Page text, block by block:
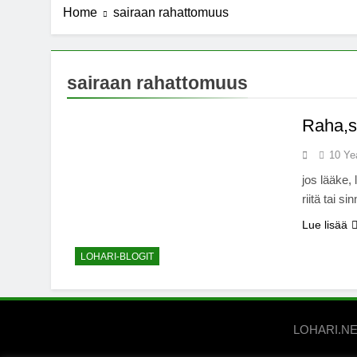
Michael J.
Meksiko
Home sairaan rahattomuus
sairaan rahattomuus
LOHARI-BLOGIT
10
jos lääke,
riitä tai
Lue lisää